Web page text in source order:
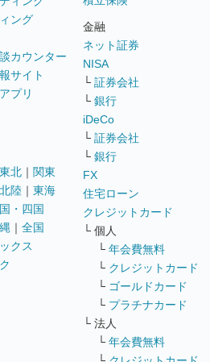
ング
カウンター
サイト
プリ
東北 ｜ 関東
陸 ｜ 東海
・四国
｜ 全国
クス
金融
ネット証券
NISA
└ 証券会社
└ 銀行
iDeCo
└ 証券会社
└ 銀行
FX
住宅ローン
クレジットカード
└ 個人
└ 年会費無料
└ クレジットカード
└ ゴールドカード
└ プラチナカード
└ 法人
└ 年会費無料